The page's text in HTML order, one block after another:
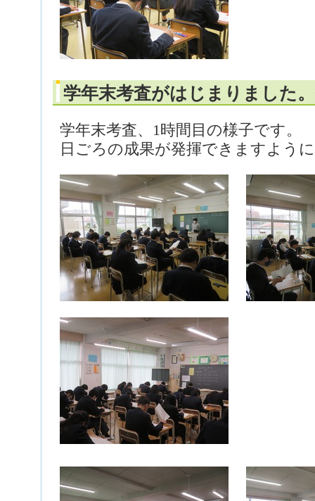
学年末考査がはじまりました
学年末考査、1時間目の様子です。
日ごろの成果が発揮できますよう